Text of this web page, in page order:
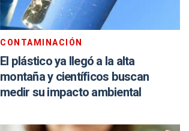
CONTAMINACIÓN
El plástico ya llegó a la alta
montaña y científicos buscan
medir su impacto ambiental